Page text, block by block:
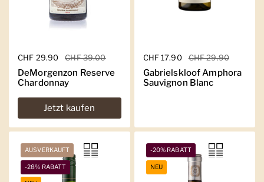
Regulärer Preis
CHF 29.90 Sale-Preis
CHF 39.00
DeMorgenzon Reserve
Chardonnay
Jetzt kaufen
Regulärer Preis
CHF 17.90 Sale-Preis
CHF 29.90
Gabrielskloof Amphora
Sauvignon Blanc
AUSVERKAUFT
-28% RABATT
-20% RABATT
NEU